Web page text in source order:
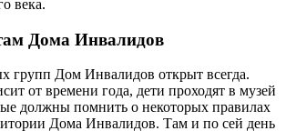
века.
Дома Инвалидов
групп Дом Инвалидов открыт всегда.
от времени года, дети проходят в музей
должны помнить о некоторых правилах
Дома Инвалидов. Там и по сей день